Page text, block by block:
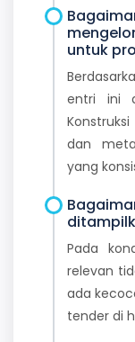
untuk
entri ini
dan
yang
Pada
relevan
ada
tender di